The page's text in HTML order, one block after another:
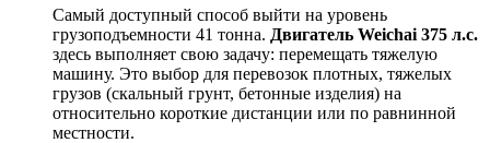
Самый доступный способ выйти на уровень
грузоподъемности 41 тонна. Двигатель Weichai 375 л.с.
здесь выполняет свою задачу: перемещать тяжелую
машину. Это выбор для перевозок плотных, тяжелых
грузов (скальный грунт, бетонные изделия) на
относительно короткие дистанции или по равнинной
местности.